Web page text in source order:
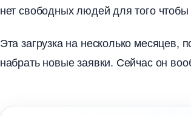
нет свободных людей для того чтобы
Эта загрузка на несколько месяцев,
набрать новые заявки. Сейчас он